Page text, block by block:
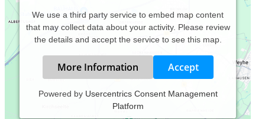
We use a third party service to embed map content
that may collect data about your activity. Please review
the details and accept the service to see this map.
More Information Accept
Powered by Usercentrics Consent Management
Platform